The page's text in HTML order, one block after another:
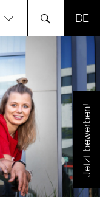
Jetzt bewerben!